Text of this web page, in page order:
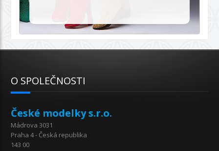
O SPOLEČNOSTI
České modelky s.r.o.
Mádrova 3031
Praha 4 - Česká republika
143 00